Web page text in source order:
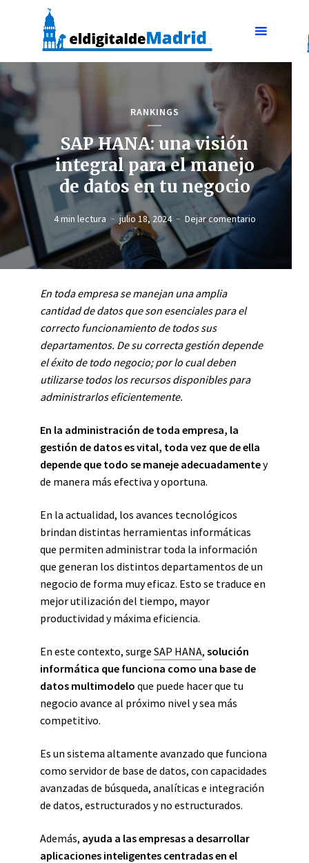
RANKINGS
SAP HANA: una visión
integral para el manejo
de datos en tu negocio
4 min lectura julio 18, 2024 Dejar comentario
En toda empresa se manejan una amplia
cantidad de datos que son esenciales para el
correcto funcionamiento de todos sus
departamentos. De su correcta gestión depende
el éxito de todo negocio; por lo cual deben
utilizarse todos los recursos disponibles para
administrarlos eficientemente.
En la administración de toda empresa, la
gestión de datos es vital, toda vez que de ella
depende que todo se maneje adecuadamentey
de manera más efectiva y oportuna.
En la actualidad, los avances tecnológicos
brindan distintas herramientas informáticas
que permiten administrar toda la información
que generan los distintos departamentos de un
negocio de forma muy eficaz. Esto se traduce en
mejor utilización del tiempo, mayor
productividad y máxima eficiencia.
En este contexto, surge SAP HANA, solución
informática que funciona como una base de
datos multimodelo que puede hacer que tu
negocio avance al próximo nivel y sea más
competitivo.
Es un sistema altamente avanzado que funciona
como servidor de base de datos, con capacidades
avanzadas de búsqueda, analíticas e integración
de datos, estructurados y no estructurados.
Además, ayuda a las empresas a desarrollar
aplicaciones inteligentes centradas en el